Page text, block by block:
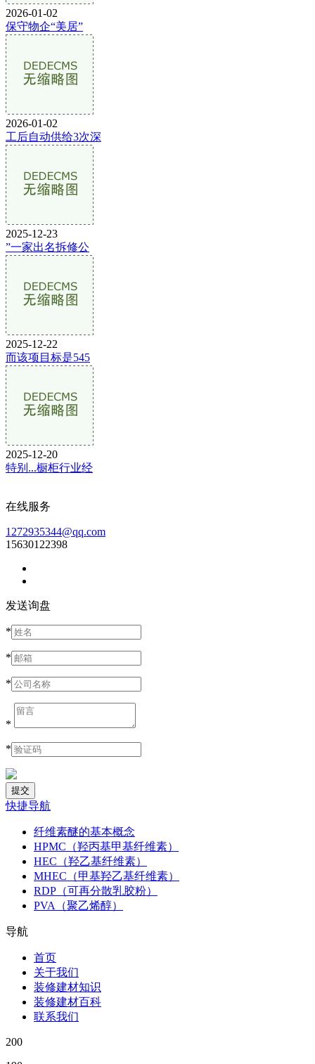
2026-01-02
保守物企“美居”
2026-01-02
工后自动供给3次深
2025-12-23
”一家出名拆修公
2025-12-22
而该项目标是545
2025-12-20
特别...橱柜行业经
在线服务
1272935344@qq.com
15630122398
发送询盘
*
*
*
*
*
快捷导航
纤维素醚的基本概念
HPMC（羟丙基甲基纤维素）
HEC（羟乙基纤维素）
MHEC（甲基羟乙基纤维素）
RDP（可再分散乳胶粉）
PVA（聚乙烯醇）
导航
首页
关于我们
装修建材知识
装修建材百科
联系我们
200